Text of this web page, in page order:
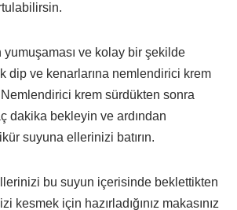
ve kolay bir şekilde
dip ve kenarlarına nemlendirici krem
krem sürdükten sonra
dakika bekleyin ve ardından
suyuna ellerinizi batırın.
bu suyun içerisinde beklettikten
kesmek için hazırladığınız makasınız